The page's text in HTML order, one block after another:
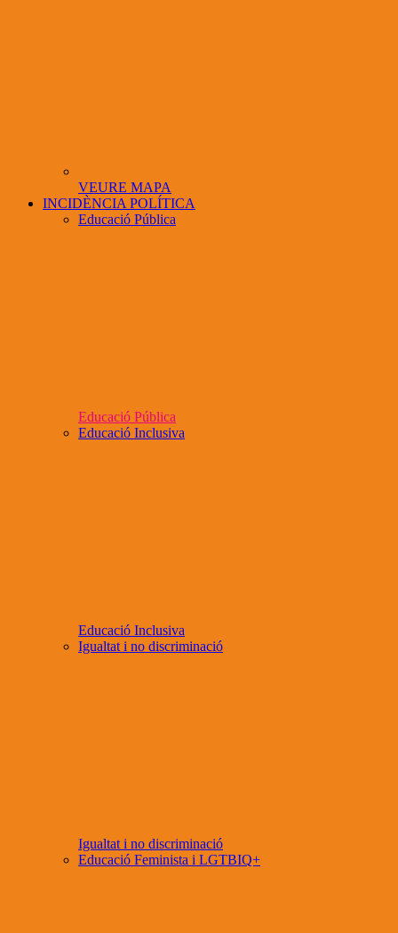
VEURE MAPA
INCIDÈNCIA POLÍTICA
Educació Pública
Educació Pública
Educació Inclusiva
Educació Inclusiva
Igualtat i no discriminació
Igualtat i no discriminació
Educació Feminista i LGTBIQ+